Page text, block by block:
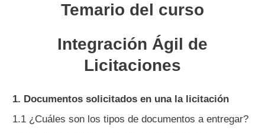
Temario del curso
Integración Ágil de
Licitaciones
1. Documentos solicitados en una la licitación
1.1 ¿Cuáles son los tipos de documentos a entregar?